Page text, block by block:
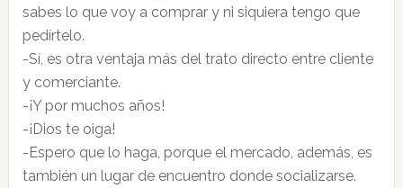
sabes lo que voy a comprar y ni siquiera tengo que
pedírtelo.
-Sí, es otra ventaja más del trato directo entre cliente
y comerciante.
-¡Y por muchos años!
-¡Dios te oiga!
-Espero que lo haga, porque el mercado, además, es
también un lugar de encuentro donde socializarse.